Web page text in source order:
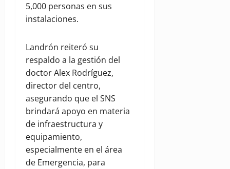
5,000 personas en sus
instalaciones.
Landrón reiteró su
respaldo a la gestión del
doctor Alex Rodríguez,
director del centro,
asegurando que el SNS
brindará apoyo en materia
de infraestructura y
equipamiento,
especialmente en el área
de Emergencia, para